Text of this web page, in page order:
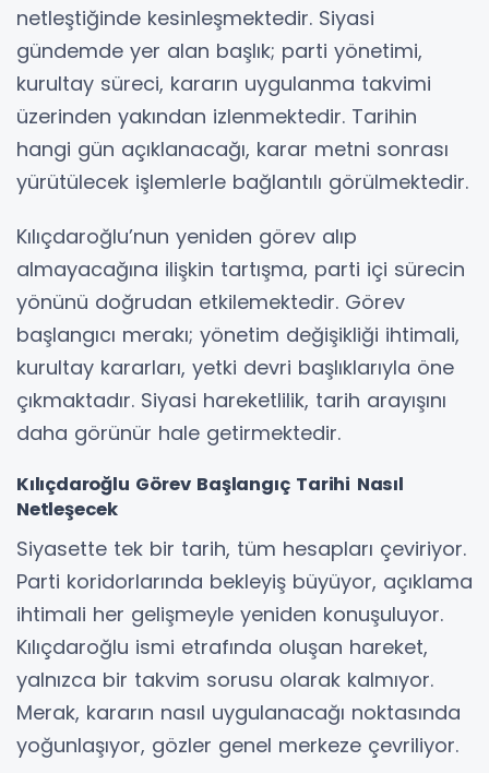
netleştiğinde kesinleşmektedir. Siyasi
gündemde yer alan başlık; parti yönetimi,
kurultay süreci, kararın uygulanma takvimi
üzerinden yakından izlenmektedir. Tarihin
hangi gün açıklanacağı, karar metni sonrası
yürütülecek işlemlerle bağlantılı görülmektedir.
Kılıçdaroğlu’nun yeniden görev alıp
almayacağına ilişkin tartışma, parti içi sürecin
yönünü doğrudan etkilemektedir. Görev
başlangıcı merakı; yönetim değişikliği ihtimali,
kurultay kararları, yetki devri başlıklarıyla öne
çıkmaktadır. Siyasi hareketlilik, tarih arayışını
daha görünür hale getirmektedir.
Kılıçdaroğlu Görev Başlangıç Tarihi Nasıl
Netleşecek
Siyasette tek bir tarih, tüm hesapları çeviriyor.
Parti koridorlarında bekleyiş büyüyor, açıklama
ihtimali her gelişmeyle yeniden konuşuluyor.
Kılıçdaroğlu ismi etrafında oluşan hareket,
yalnızca bir takvim sorusu olarak kalmıyor.
Merak, kararın nasıl uygulanacağı noktasında
yoğunlaşıyor, gözler genel merkeze çevriliyor.